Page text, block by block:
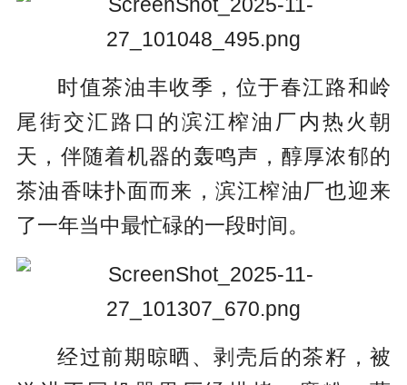
时值茶油丰收季，位于春江路和岭
尾街交汇路口的滨江榨油厂内热火朝
天，伴随着机器的轰鸣声，醇厚浓郁的
茶油香味扑面而来，滨江榨油厂也迎来
了一年当中最忙碌的一段时间。
经过前期晾晒、剥壳后的茶籽，被